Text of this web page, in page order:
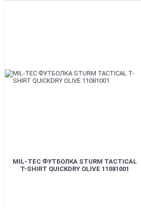
MIL-TEC ФУТБОЛКА STURM TACTICAL
T-SHIRT QUICKDRY OLIVE 11081001